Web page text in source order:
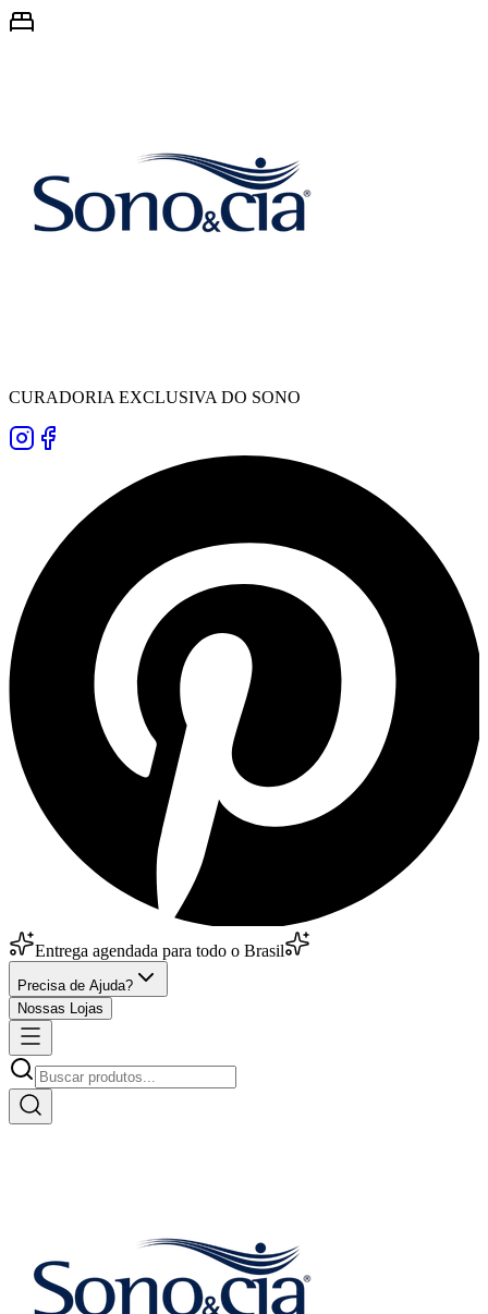
CURADORIA EXCLUSIVA DO SONO
Entrega agendada para todo o Brasil
Precisa de Ajuda?
Nossas Lojas